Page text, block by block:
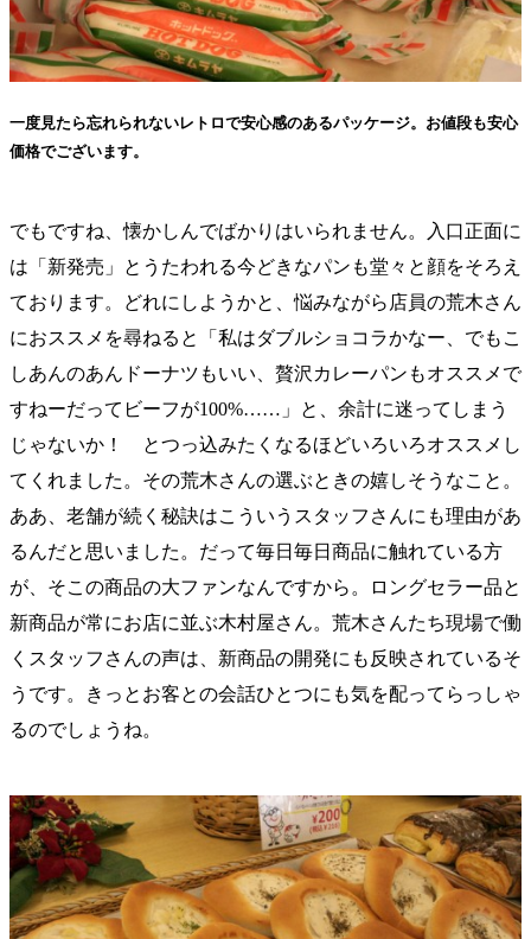
一度見たら忘れられないレトロで安心感のあるパッケージ。お値段も安心
価格でございます。
でもですね、懐かしんでばかりはいられません。入口正面に
は「新発売」とうたわれる今どきなパンも堂々と顔をそろえ
ております。どれにしようかと、悩みながら店員の荒木さん
におススメを尋ねると「私はダブルショコラかなー、でもこ
しあんのあんドーナツもいい、贅沢カレーパンもオススメで
すねーだってビーフが100%……」と、余計に迷ってしまう
じゃないか！ とつっ込みたくなるほどいろいろオススメし
てくれました。その荒木さんの選ぶときの嬉しそうなこと。
ああ、老舗が続く秘訣はこういうスタッフさんにも理由があ
るんだと思いました。だって毎日毎日商品に触れている方
が、そこの商品の大ファンなんですから。ロングセラー品と
新商品が常にお店に並ぶ木村屋さん。荒木さんたち現場で働
くスタッフさんの声は、新商品の開発にも反映されているそ
うです。きっとお客との会話ひとつにも気を配ってらっしゃ
るのでしょうね。